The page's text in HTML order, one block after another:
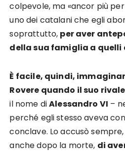
colpevole, ma «ancor più
uno dei catalani che egli
soprattutto, per aver
della sua famiglia a quelli
È facile, quindi,
Rovere quando il suo
il nome diAlessandro VI –
perché egli stesso aveva
conclave. Lo accusò
anche dopo la morte, di